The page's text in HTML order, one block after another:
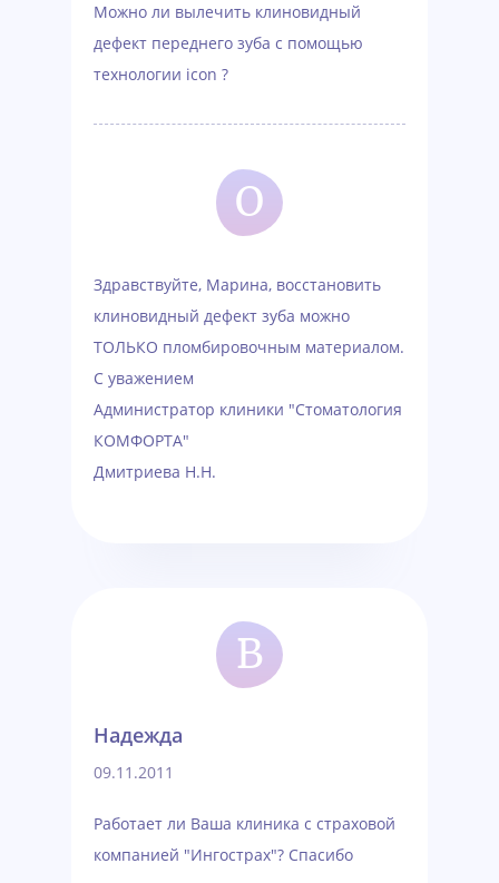
Можно ли вылечить клиновидный
дефект переднего зуба с помощью
технологии icon ?
О
Здравствуйте, Марина, восстановить
клиновидный дефект зуба можно
ТОЛЬКО пломбировочным материалом.
С уважением
Администратор клиники "Стоматология
КОМФОРТА"
Дмитриева Н.Н.
В
Надежда
09.11.2011
Работает ли Ваша клиника с страховой
компанией "Ингострах"? Спасибо